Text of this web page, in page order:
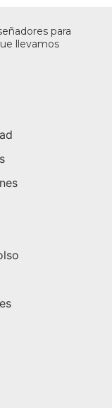
para
llevamos